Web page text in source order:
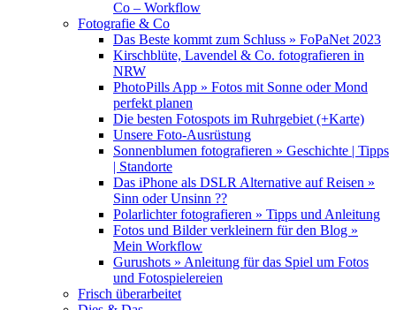
Co – Workflow
Fotografie & Co
Das Beste kommt zum Schluss » FoPaNet 2023
Kirschblüte, Lavendel & Co. fotografieren in
NRW
PhotoPills App » Fotos mit Sonne oder Mond
perfekt planen
Die besten Fotospots im Ruhrgebiet (+Karte)
Unsere Foto-Ausrüstung
Sonnenblumen fotografieren » Geschichte | Tipps
| Standorte
Das iPhone als DSLR Alternative auf Reisen »
Sinn oder Unsinn ??
Polarlichter fotografieren » Tipps und Anleitung
Fotos und Bilder verkleinern für den Blog »
Mein Workflow
Gurushots » Anleitung für das Spiel um Fotos
und Fotospielereien
Frisch überarbeitet